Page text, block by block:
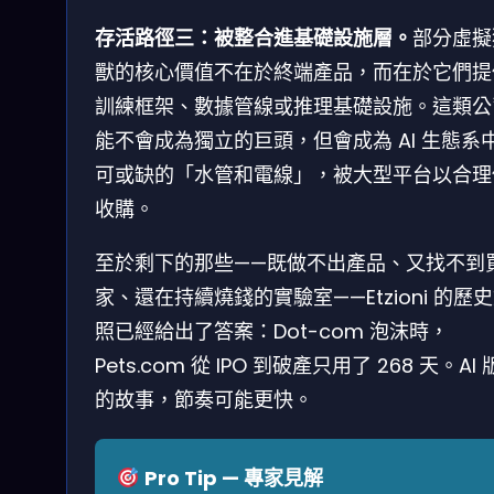
存活路徑三：被整合進基礎設施層。 部分虛
獸的核心價值不在於終端產品，而在於它們
訓練框架、數據管線或推理基礎設施。這類
能不會成為獨立的巨頭，但會成為 AI 生態系
可或缺的「水管和電線」，被大型平台以合
收購。
至於剩下的那些——既做不出產品、又找不到
家、還在持續燒錢的實驗室——Etzioni 的歷
照已經給出了答案：Dot-com 泡沫時，
Pets.com 從 IPO 到破產只用了 268 天。AI
的故事，節奏可能更快。
Pro Tip — 專家見解